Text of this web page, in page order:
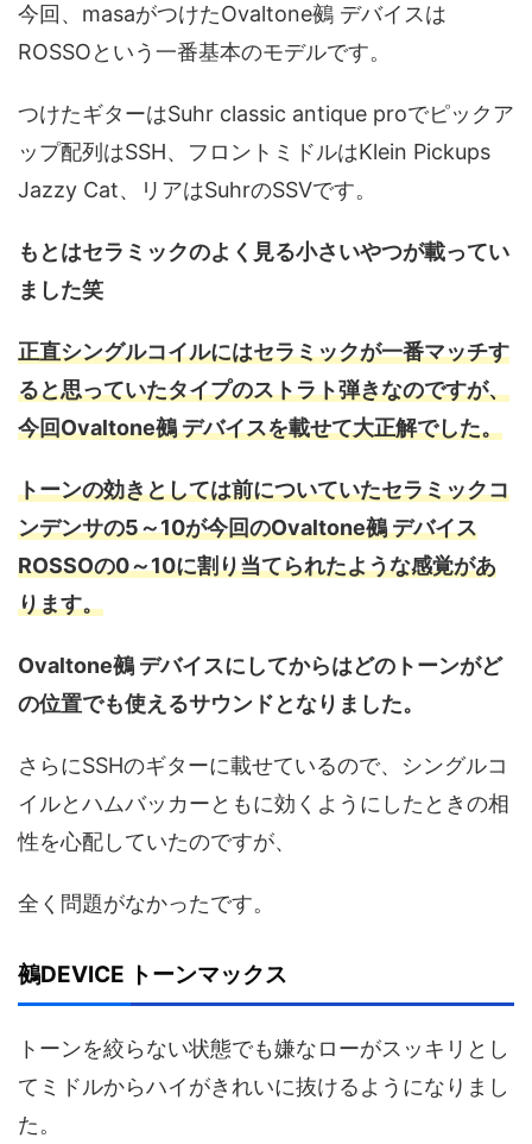
今回、masaがつけたOvaltone鵺 デバイスは
ROSSOという一番基本のモデルです。
つけたギターはSuhr classic antique proでピックア
ップ配列はSSH、フロントミドルはKlein Pickups
Jazzy Cat、リアはSuhrのSSVです。
もとはセラミックのよく見る小さいやつが載ってい
ました笑
正直シングルコイルにはセラミックが一番マッチす
ると思っていたタイプのストラト弾きなのですが、
今回Ovaltone鵺 デバイスを載せて大正解でした。
トーンの効きとしては前についていたセラミックコ
ンデンサの5～10が今回のOvaltone鵺 デバイス
ROSSOの0～10に割り当てられたような感覚があ
ります。
Ovaltone鵺 デバイスにしてからはどのトーンがど
の位置でも使えるサウンドとなりました。
さらにSSHのギターに載せているので、シングルコ
イルとハムバッカーともに効くようにしたときの相
性を心配していたのですが、
全く問題がなかったです。
鵺DEVICE トーンマックス
トーンを絞らない状態でも嫌なローがスッキリとし
てミドルからハイがきれいに抜けるようになりまし
た。